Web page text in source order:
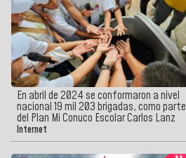
En abril de 2024 se conformaron a nivel
nacional 19 mil 203 brigadas, como parte
del Plan Mi Conuco Escolar Carlos Lanz
Internet